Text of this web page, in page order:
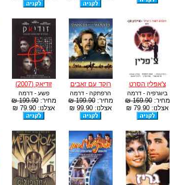
צ'אפלין הסרט
ביוגרפיה - דרמה
מחיר:169.90 ₪
אצלנו: 79.90 ₪
רוקד עם זאבים
הרפתקה - דרמה
מחיר:199.90 ₪
אצלנו: 99.90 ₪
זודיאק (2007)
פשע - דרמה
מחיר:199.90 ₪
אצלנו: 79.90 ₪